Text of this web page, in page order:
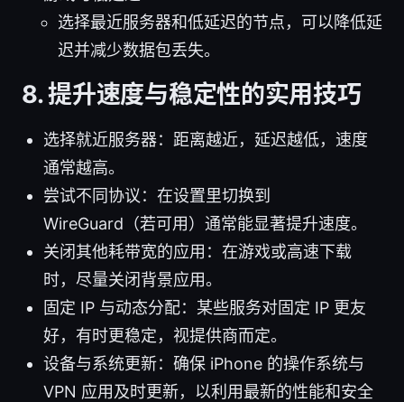
选择最近服务器和低延迟的节点，可以降低延
迟并减少数据包丢失。
8. 提升速度与稳定性的实用技巧
选择就近服务器：距离越近，延迟越低，速度
通常越高。
尝试不同协议：在设置里切换到
WireGuard（若可用）通常能显著提升速度。
关闭其他耗带宽的应用：在游戏或高速下载
时，尽量关闭背景应用。
固定 IP 与动态分配：某些服务对固定 IP 更友
好，有时更稳定，视提供商而定。
设备与系统更新：确保 iPhone 的操作系统与
VPN 应用及时更新，以利用最新的性能和安全